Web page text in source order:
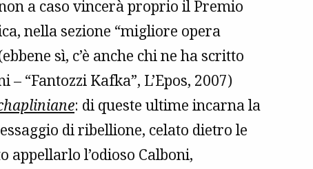
a caso vincerà proprio il Premio
nella sezione “migliore opera
sì, c’è anche chi ne ha scritto
“Fantozzi Kafka”, L’Epos, 2007)
: di queste ultime incarna la
di ribellione, celato dietro le
appellarlo l’odioso Calboni,